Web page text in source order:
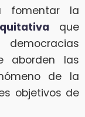
fomentar la
que
aborden las
de la
objetivos de